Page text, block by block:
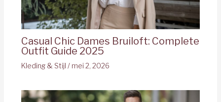
Casual Chic Dames Bruiloft: Complete
Outfit Guide 2025
Kleding & Stijl / mei 2, 2026